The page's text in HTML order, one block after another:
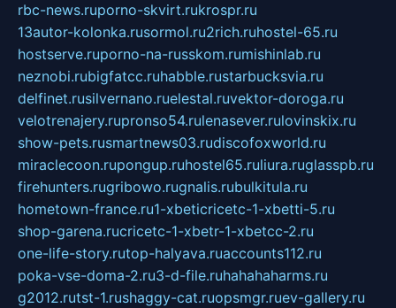
rbc-news.ruporno-skvirt.rukrospr.ru
13autor-kolonka.rusormol.ru2rich.ruhostel-65.ru
hostserve.ruporno-na-russkom.rumishinlab.ru
neznobi.rubigfatcc.ruhabble.rustarbucksvia.ru
delfinet.rusilvernano.ruelestal.ruvektor-doroga.ru
velotrenajery.rupronso54.rulenasever.rulovinskix.ru
show-pets.rusmartnews03.rudiscofoxworld.ru
miraclecoon.rupongup.ruhostel65.ruliura.ruglasspb.ru
firehunters.rugribowo.rugnalis.rubulkitula.ru
hometown-france.ru1-xbeticricetc-1-xbetti-5.ru
shop-garena.rucricetc-1-xbetr-1-xbetcc-2.ru
one-life-story.rutop-halyava.ruaccounts112.ru
poka-vse-doma-2.ru3-d-file.ruhahahaharms.ru
g2012.rutst-1.rushaggy-cat.ruopsmgr.ruev-gallery.ru